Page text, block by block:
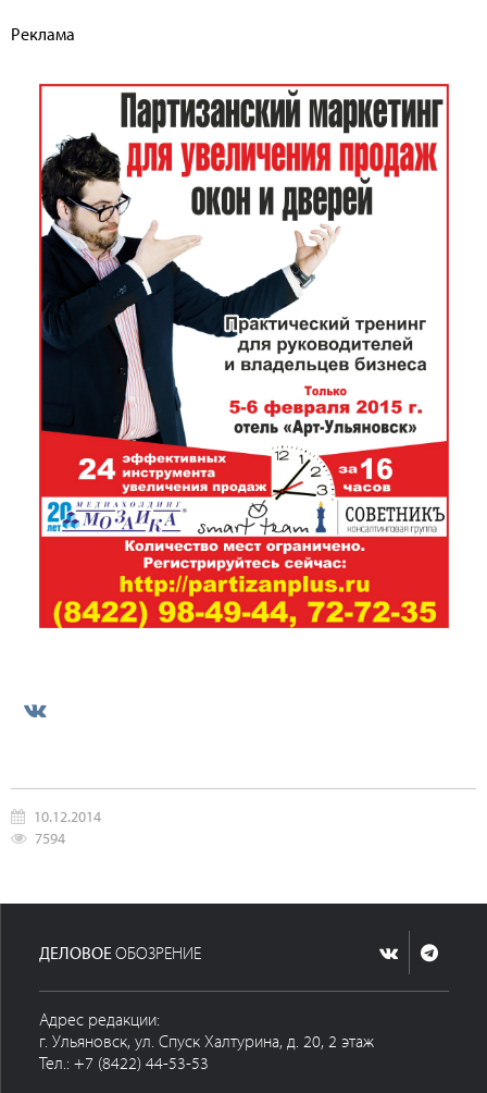
Реклама
10.12.2014
7594
ДЕЛОВОЕ ОБОЗРЕНИЕ
Адрес редакции:
г. Ульяновск, ул. Спуск Халтурина, д. 20, 2 этаж
Тел.: +7 (8422) 44-53-53